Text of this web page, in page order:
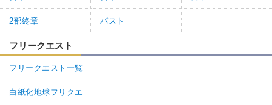
2部終章 パスト
フリークエスト
フリークエスト一覧
白紙化地球フリクエ